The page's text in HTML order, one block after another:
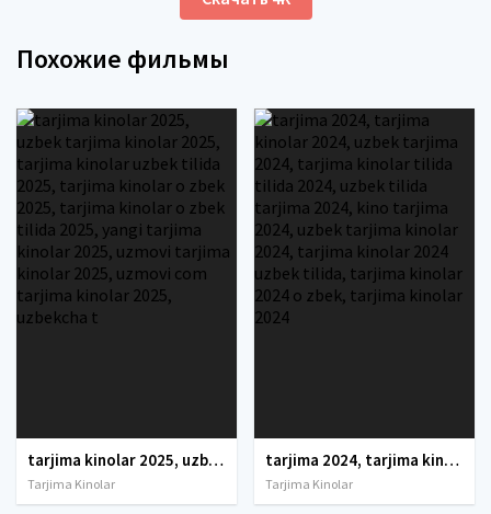
Похожие фильмы
tarjima kinolar 2025, uzbek tarjima kinolar 2025, tarjima kinolar uzbek tilida 2025, tarjima kinolar o zbek 2025, tarjima kinolar o zbek tilida 2025, yangi tarjima kinolar 2025, uzmovi tarjima kinolar 2025, uzmovi com tarjima kinolar 2025, uzbekcha t
Tarjima Kinolar
tarjima 2024, tarjima kinolar 2024, uzbek tarjima 2024, tarjima kinolar tilida tilida 2024, uzbek tilida tarjima 2024, kino tarjima 2024, uzbek tarjima kinolar 2024, tarjima kinolar 2024 uzbek tilida, tarjima kinolar 2024 o zbek, tarjima kinolar 2024
Tarjima Kinolar